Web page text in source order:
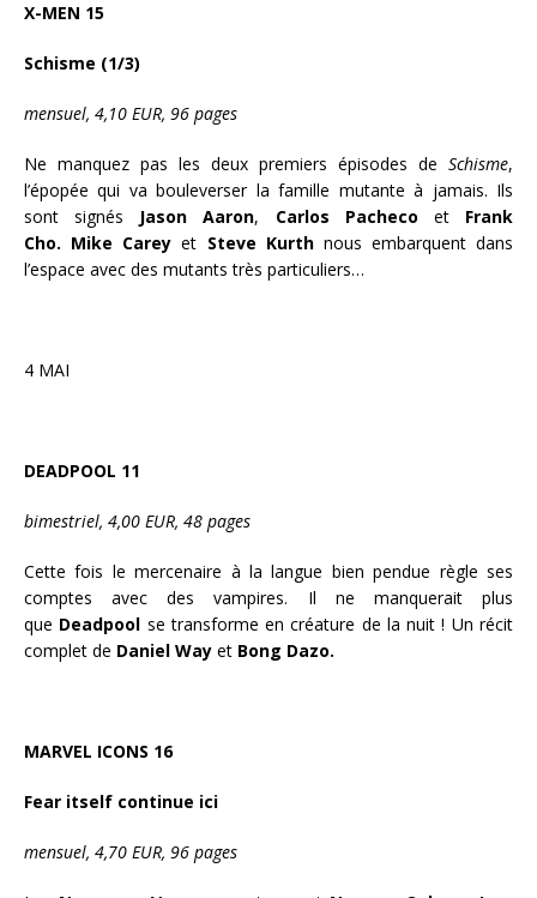
X-MEN 15
Schisme (1/3)
mensuel, 4,10 EUR, 96 pages
Ne manquez pas les deux premiers épisodes de Schisme,
l’épopée qui va bouleverser la famille mutante à jamais. Ils
sont signés Jason Aaron, Carlos Pacheco et Frank
Cho. Mike Carey et Steve Kurthnous embarquent dans
l’espace avec des mutants très particuliers…
4 MAI
DEADPOOL 11
bimestriel, 4,00 EUR, 48 pages
Cette fois le mercenaire à la langue bien pendue règle ses
comptes avec des vampires. Il ne manquerait plus
que Deadpool se transforme en créature de la nuit ! Un récit
complet de Daniel Way et Bong Dazo.
MARVEL ICONS 16
Fear itself continue ici
mensuel, 4,70 EUR, 96 pages